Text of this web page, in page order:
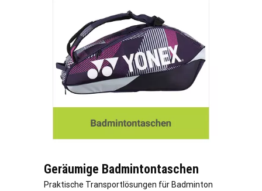
Geräumige Badmintontaschen
Praktische Transportlösungen für Badminton